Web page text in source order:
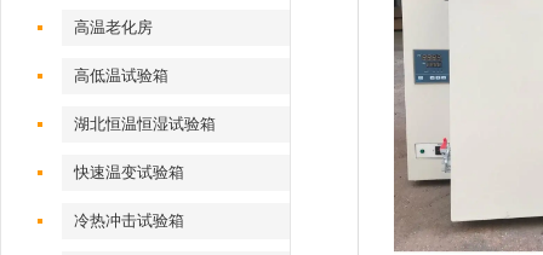
高温老化房
高低温试验箱
湖北恒温恒湿试验箱
快速温变试验箱
冷热冲击试验箱